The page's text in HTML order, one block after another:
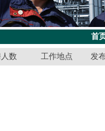
首
数 工作地点 发